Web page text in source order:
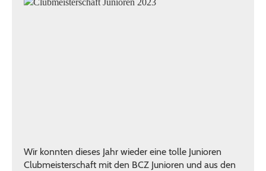
Wir konnten dieses Jahr wieder eine tolle Junioren
Clubmeisterschaft mit den BCZ Junioren und aus den